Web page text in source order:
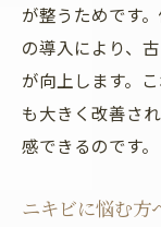
が整うためです
の導入により、
が向上します。
も大きく改善さ
感できるのです。
ニキビに悩む方